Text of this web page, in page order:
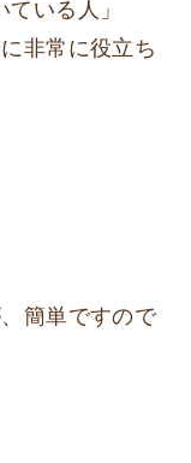
いる人」
非常に役立ち
簡単ですので